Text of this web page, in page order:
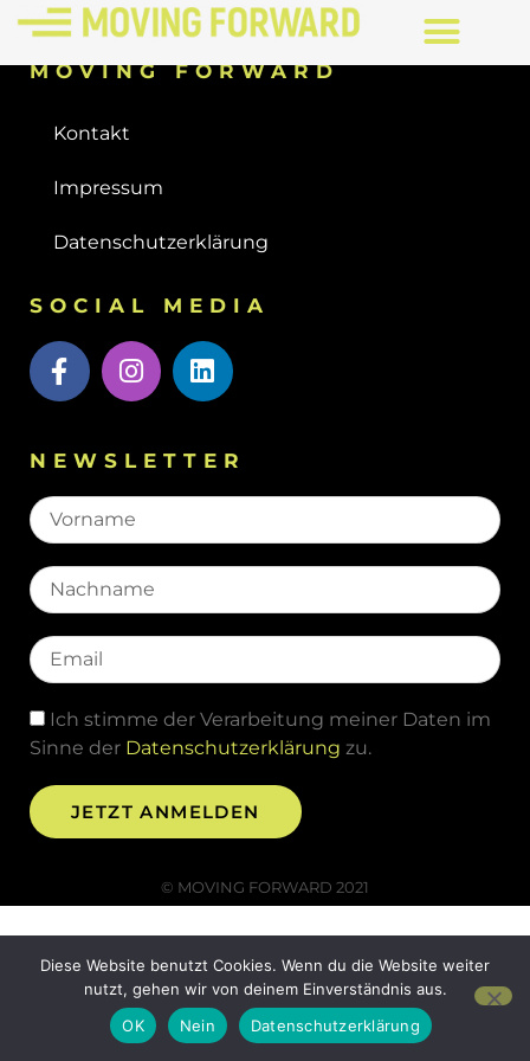
MOVING FORWARD
Kontakt
Impressum
Datenschutzerklärung
SOCIAL MEDIA
NEWSLETTER
Ich stimme der Verarbeitung meiner Daten im
Sinne der Datenschutzerklärung zu.
JETZT ANMELDEN
© MOVING FORWARD 2021
Diese Website benutzt Cookies. Wenn du die Website weiter
nutzt, gehen wir von deinem Einverständnis aus.
OK
Nein Datenschutzerklärung